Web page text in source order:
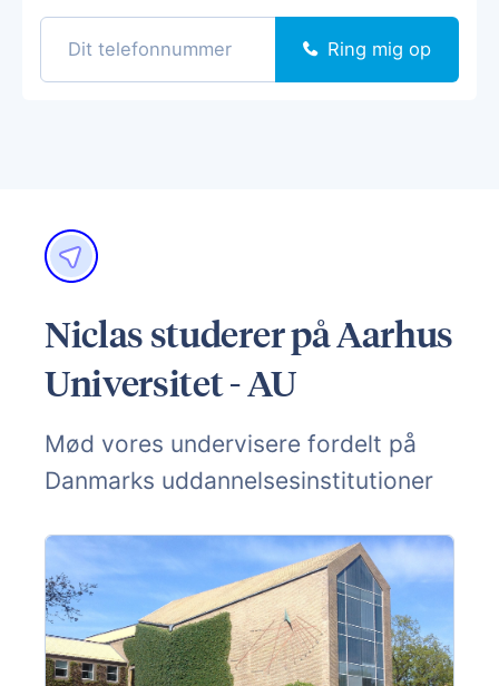
Ring mig op
Niclas studerer på Aarhus
Universitet - AU
Mød vores undervisere fordelt på
Danmarks uddannelsesinstitutioner